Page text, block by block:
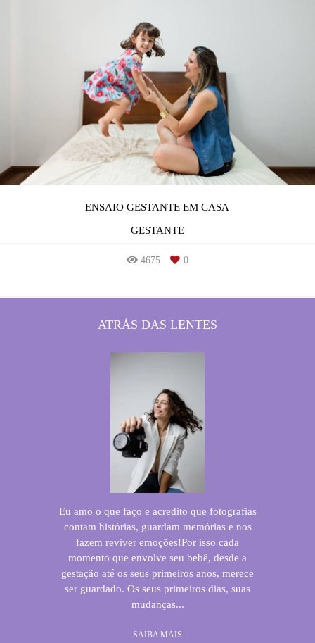
ENSAIO GESTANTE EM CASA
GESTANTE
4675 0
ATRÁS DAS LENTES
Eu amo o que faço e acredito que fotografias
contam histórias, guardam memórias e nos
fazem reviver emoções!Por isso cada
momento que envolve seu bebê, desde a
gestação até os seus primeiros anos, merece
ser guardado. Os seus primeiros dias, suas
mudanças...
SAIBA MAIS